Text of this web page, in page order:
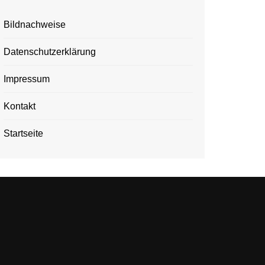
Bildnachweise
Datenschutzerklärung
Impressum
Kontakt
Startseite